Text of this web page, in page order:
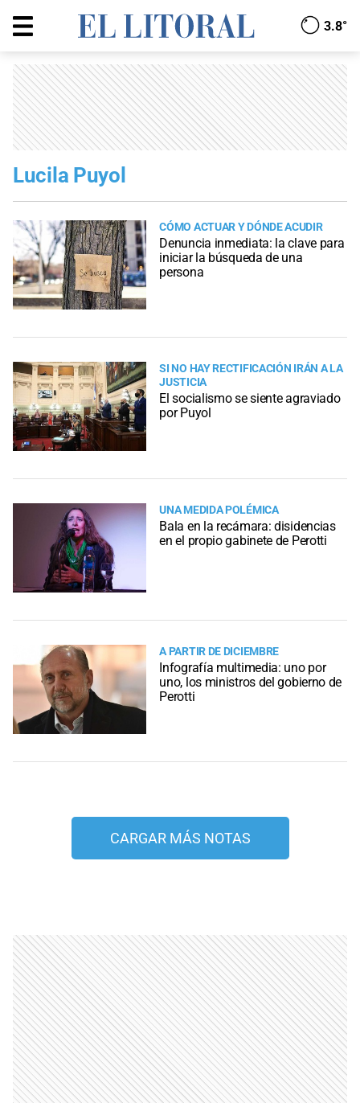
3.8°
Lucila Puyol
CÓMO ACTUAR Y DÓNDE ACUDIR
Denuncia inmediata: la clave para
iniciar la búsqueda de una
persona
SI NO HAY RECTIFICACIÓN IRÁN A LA
JUSTICIA
El socialismo se siente agraviado
por Puyol
UNA MEDIDA POLÉMICA
Bala en la recámara: disidencias
en el propio gabinete de Perotti
A PARTIR DE DICIEMBRE
Infografía multimedia: uno por
uno, los ministros del gobierno de
Perotti
CARGAR MÁS NOTAS